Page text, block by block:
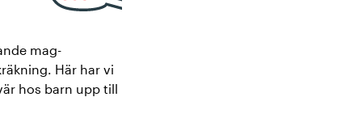
mag-
Här har vi
hos barn upp till